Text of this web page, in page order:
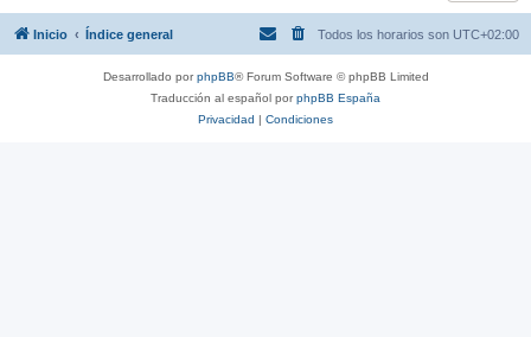
Inicio Índice general Todos los horarios son UTC+02:00
Desarrollado porphpBB® Forum Software © phpBB Limited
Traducción al español porphpBB España
Privacidad | Condiciones